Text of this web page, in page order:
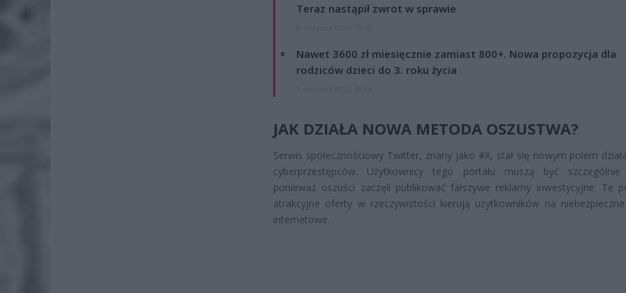
Teraz nastąpił zwrot w sprawie
Nawet 3600 zł miesięcznie zamiast 800+. Nowa propozycja dla
rodziców dzieci do 3. roku życia
JAK DZIAŁA NOWA METODA OSZUSTWA?
Serwis społecznościowy Twitter, znany jako #X, stał się nowym polem
cyberprzestępców. Użytkownicy tego portalu muszą być szczególnie
ponieważ oszuści zaczęli publikować fałszywe reklamy inwestycyjne. Te
atrakcyjne oferty w rzeczywistości kierują użytkowników na
internetowe.